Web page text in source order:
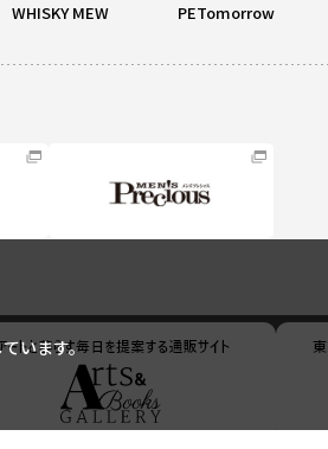
WHISKY MEW PETomorrow
います。